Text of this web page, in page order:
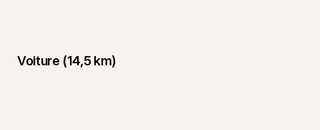
Voiture (14,5 km)